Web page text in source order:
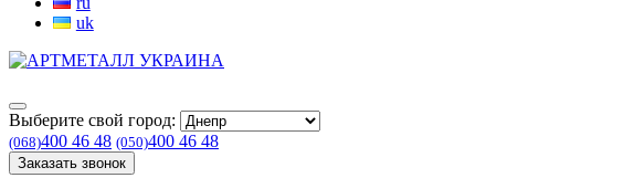
uk
Выберите свой город:
(068)400 46 48 (050)400 46 48
Заказать звонок